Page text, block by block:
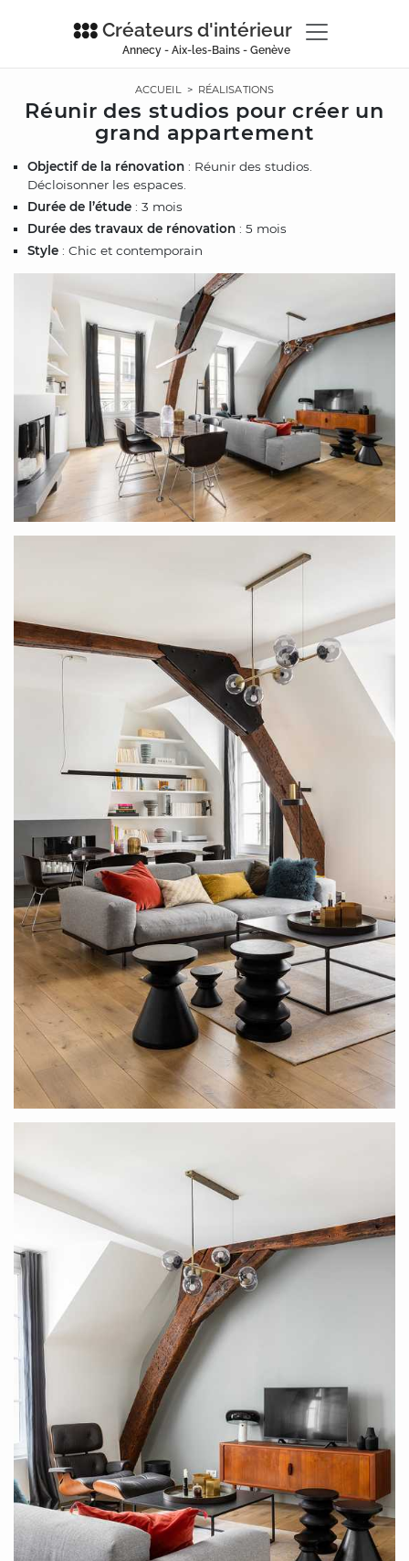
Créateurs d'intérieur
Annecy - Aix-les-Bains - Genève
ACCUEIL> RÉALISATIONS
Réunir des studios pour créer un
grand appartement
Objectif de la rénovation : Réunir des studios.
Décloisonner les espaces.
Durée de l’étude : 3 mois
Durée des travaux de rénovation : 5 mois
Style : Chic et contemporain